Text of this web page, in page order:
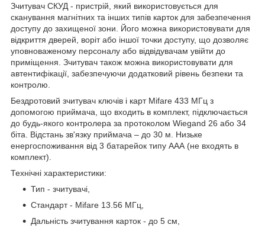
Зчитувач СКУД - пристрій, який використовується для
сканування магнітних та інших типів карток для забезпечення
доступу до захищеної зони. Його можна використовувати для
відкриття дверей, воріт або іншої точки доступу, що дозволяє
уповноваженому персоналу або відвідувачам увійти до
приміщення. Зчитувач також можна використовувати для
автентифікації, забезпечуючи додатковий рівень безпеки та
контролю.
Бездротовий зчитувач ключів і карт Mifare 433 МГц з
допомогою приймача, що входить в комплект, підключається
до будь-якого контролера за протоколом Wiegand 26 або 34
біта. Відстань зв'язку приймача – до 30 м. Низьке
енергоспоживання від 3 батарейок типу ААА (не входять в
комплект).
Технічні характеристики:
Тип - зчитувачі,
Стандарт - Mifare 13.56 МГц,
Дальність зчитування карток - до 5 см,